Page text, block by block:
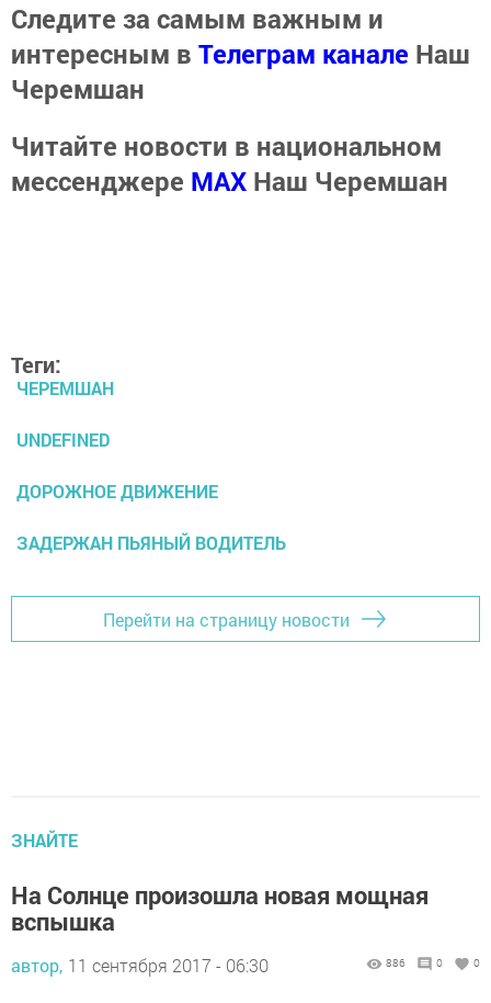
Следите за самым важным и
интересным в Телеграм канале Наш
Черемшан
Читайте новости в национальном
мессенджере MАХ Наш Черемшан
Теги:
ЧЕРЕМШАН
UNDEFINED
ДОРОЖНОЕ ДВИЖЕНИЕ
ЗАДЕРЖАН ПЬЯНЫЙ ВОДИТЕЛЬ
Перейти на страницу новости
ЗНАЙТЕ
На Солнце произошла новая мощная
вспышка
автор, 11 сентября 2017 - 06:30 886 0 0